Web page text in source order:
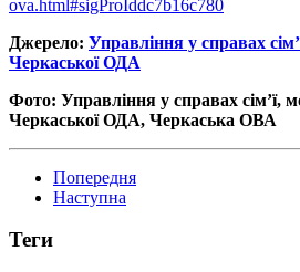
ova.html#sigProIddc7b16c780
Джерело: Управління у справах
Черкаської ОДА
Фото: Управління у справах сім’ї,
Черкаської ОДА, Черкаська ОВА
Попередня
Наступна
Теги